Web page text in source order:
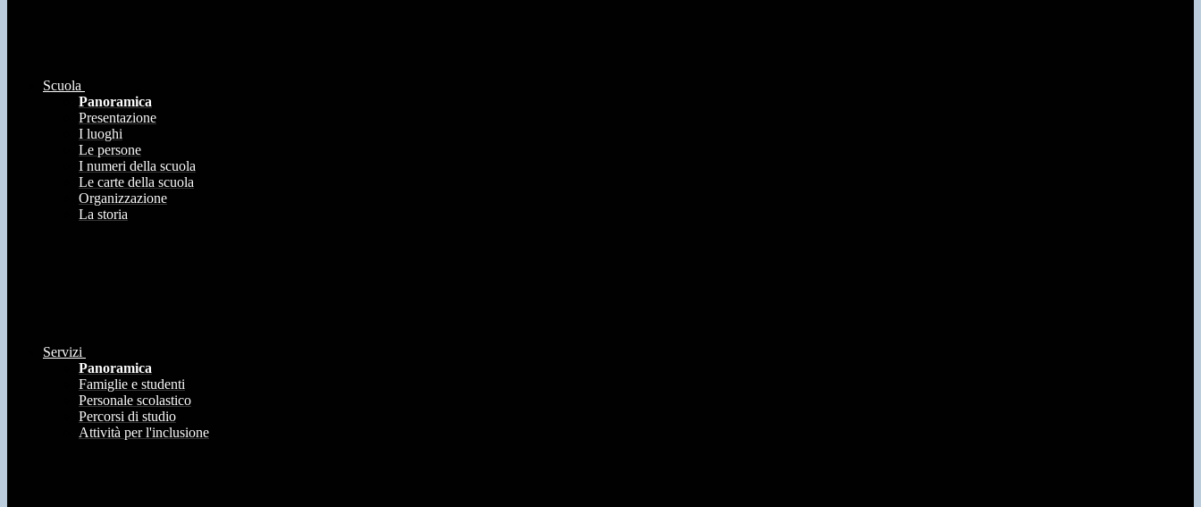
Scuola
Panoramica
Presentazione
I luoghi
Le persone
I numeri della scuola
Le carte della scuola
Organizzazione
La storia
Servizi
Panoramica
Famiglie e studenti
Personale scolastico
Percorsi di studio
Attività per l'inclusione